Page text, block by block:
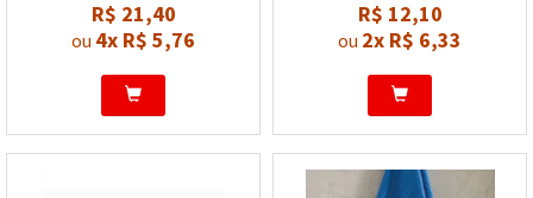
R$ 21,40
ou 4x R$ 5,76
R$ 12,10
ou 2x R$ 6,33